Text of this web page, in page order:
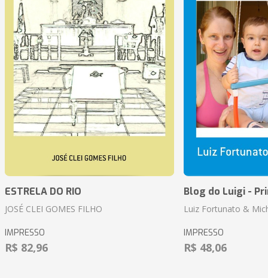
ESTRELA DO RIO
JOSÉ CLEI GOMES FILHO
IMPRESSO
R$ 82,96
Blog do Luigi -
Luiz Fortunato &
IMPRESSO
R$ 48,06